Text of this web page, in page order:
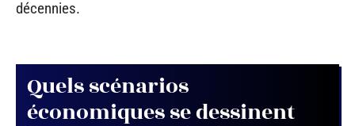
décennies.
Quels scénarios
économiques se dessinent